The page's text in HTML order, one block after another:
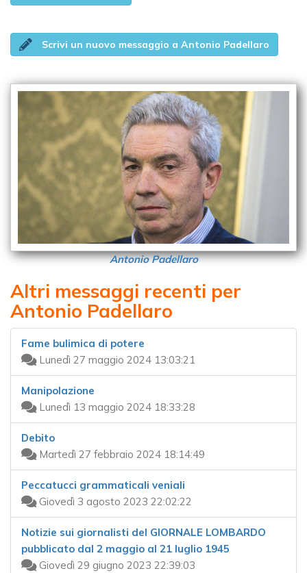
Scrivi un nuovo messaggio a Antonio Padellaro
Antonio Padellaro
Altri messaggi recenti per
Antonio Padellaro
Fame bulimica di potere
Lunedì 27 maggio 2024 13:03:21
Manipolazione
Lunedì 13 maggio 2024 18:33:28
Debito
Martedì 27 febbraio 2024 18:14:49
Peccatucci grammaticali veniali
Giovedì 3 agosto 2023 22:02:22
Notizie sui giornalisti del GIORNALE LOMBARDO
pubblicato dal 2 maggio al 21 luglio 1945
Giovedì 29 giugno 2023 22:39:03